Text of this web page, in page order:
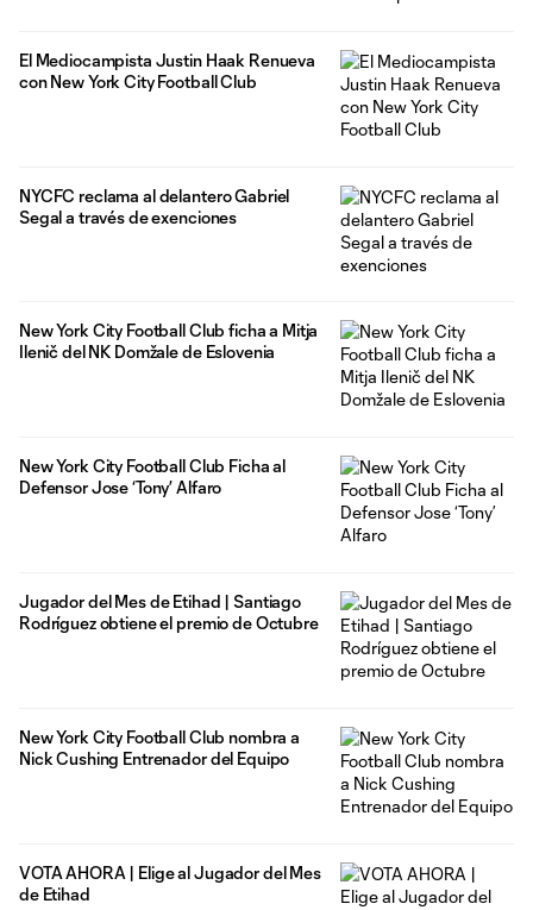
El Mediocampista Justin Haak Renueva
con New York City Football Club
NYCFC reclama al delantero Gabriel
Segal a través de exenciones
New York City Football Club ficha a Mitja
Ilenič del NK Domžale de Eslovenia
New York City Football Club Ficha al
Defensor Jose ‘Tony’ Alfaro
Jugador del Mes de Etihad | Santiago
Rodríguez obtiene el premio de Octubre
New York City Football Club nombra a
Nick Cushing Entrenador del Equipo
VOTA AHORA | Elige al Jugador del Mes
de Etihad